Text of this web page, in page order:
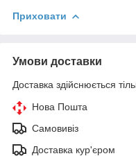
Приховати
Умови доставки
Доставка здійснюється
Нова Пошта
Самовивіз
Доставка кур'єром